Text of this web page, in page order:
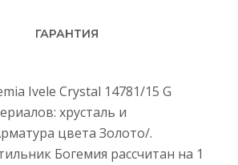
ГАРАНТИЯ
Ivele Crystal 14781/15 G
хрусталь и
цвета Золото/.
Богемия рассчитан на 1